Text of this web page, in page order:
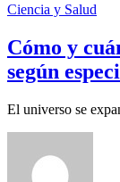
Ciencia y Salud
Cómo y
según
El universo se